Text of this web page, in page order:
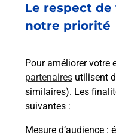
Le respect
notre priorité
Pour améliorer votre
partenaires utilisent
similaires). Les
suivantes :
Mesure d’audience :
Est-il possible
emballage
Comment
modification de